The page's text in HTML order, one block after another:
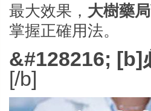
最大效果， 大樹藥
掌握正確用法。
&#128216; [b]
[/b]